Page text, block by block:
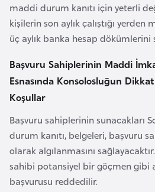
maddi durum kanıtı için yeterli
kişilerin son aylık çalıştığı
üç aylık banka hesap dökümlerini
Başvuru Sahiplerinin Maddi
Esnasında Konsolosluğun
Koşullar
Başvuru sahiplerinin sunacakları
durum kanıtı, belgeleri, başvuru
olarak algılanmasını
sahibi potansiyel bir göçmen gibi
başvurusu reddedilir.
B
e
n
n
B
o
s
n
a
H